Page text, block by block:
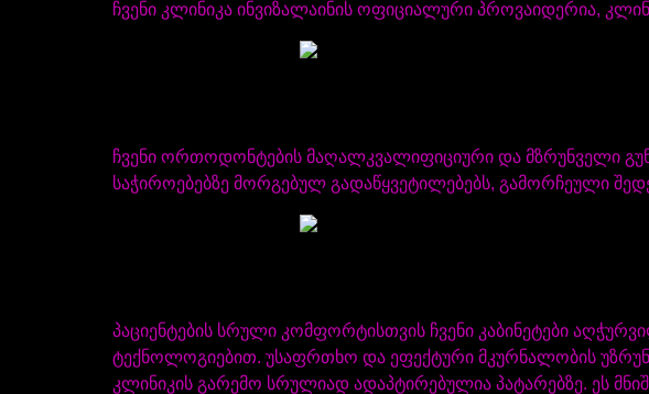
ჩვენი კლინიკა ინვიზალაინის ოფიციალური პროვაიდერია,
ჩვენი ორთოდონტების მაღალკვალიფიციური და მზრუნველი
საჭიროებებზე მორგებულ გადაწყვეტილებებს, გამორჩეული
პაციენტების სრული კომფორტისთვის ჩვენი კაბინეტები
ტექნოლოგიებით. უსაფრთხო და ეფექტური მკურნალობის
კლინიკის გარემო სრულიად ადაპტირებულია პატარებზე. ეს